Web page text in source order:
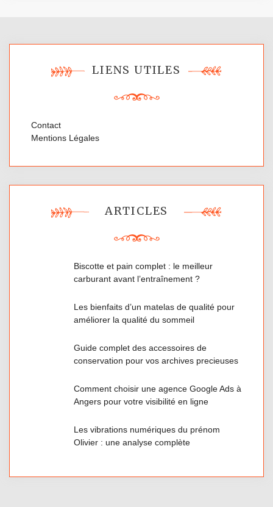
LIENS UTILES
Contact
Mentions Légales
ARTICLES
Biscotte et pain complet : le meilleur
carburant avant l’entraînement ?
Les bienfaits d’un matelas de qualité pour
améliorer la qualité du sommeil
Guide complet des accessoires de
conservation pour vos archives precieuses
Comment choisir une agence Google Ads à
Angers pour votre visibilité en ligne
Les vibrations numériques du prénom
Olivier : une analyse complète